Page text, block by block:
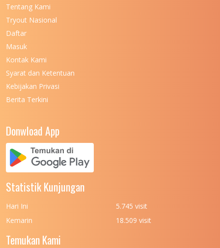
UNIVERSITAS NEGERI KHAIRUN
UNIVERSITAS NEGERI MANADO
UNIVERSITAS NEGERI MEDAN
UNIVERSITAS NEGERI PADANG
UNIVERSITAS NUSA CENDANA
UNIVERSITAS PADJADJARAN
UNIVERSITAS PATTIMURA
(UPN) VETERAN JAKARTA
UNIVERSITAS PEMBANGUNAN NASIONAL
Tentang Kami
Tryout Nasional
Daftar
Masuk
Kontak Kami
Syarat dan Ketentuan
Kebijakan Privasi
Berita Terkini
Donwload App
Statistik Kunjungan
Hari Ini
5.745 visit
Kemarin
18.509 visit
Temukan Kami